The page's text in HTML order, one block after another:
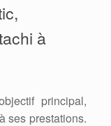
à
principal,
ses prestations.